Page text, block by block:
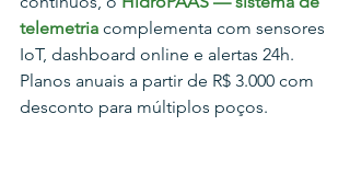
telemetria complementa com sensores
IoT, dashboard online e alertas 24h.
Planos anuais a partir de R$ 3.000 com
desconto para múltiplos poços.